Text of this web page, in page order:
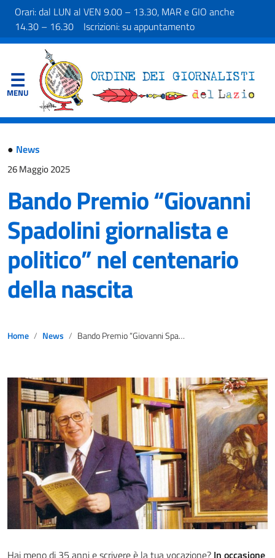
Orari: dal LUN al VEN 9.00 – 13.30, MAR e GIO anche
14.30 – 16.30 Iscrizioni: su appuntamento
● News
26 Maggio 2025
Bando Premio “Giovanni
Spadolini giornalista e
politico” nel centenario
della nascita
Home News Bando Premio “Giovanni Spadolini giornalista e politico” nel centenario della nascita